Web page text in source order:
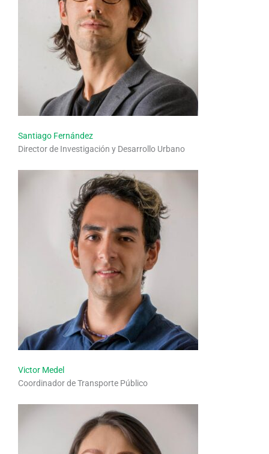
Santiago Fernández
Director de Investigación y Desarrollo Urbano
Victor Medel
Coordinador de Transporte Público